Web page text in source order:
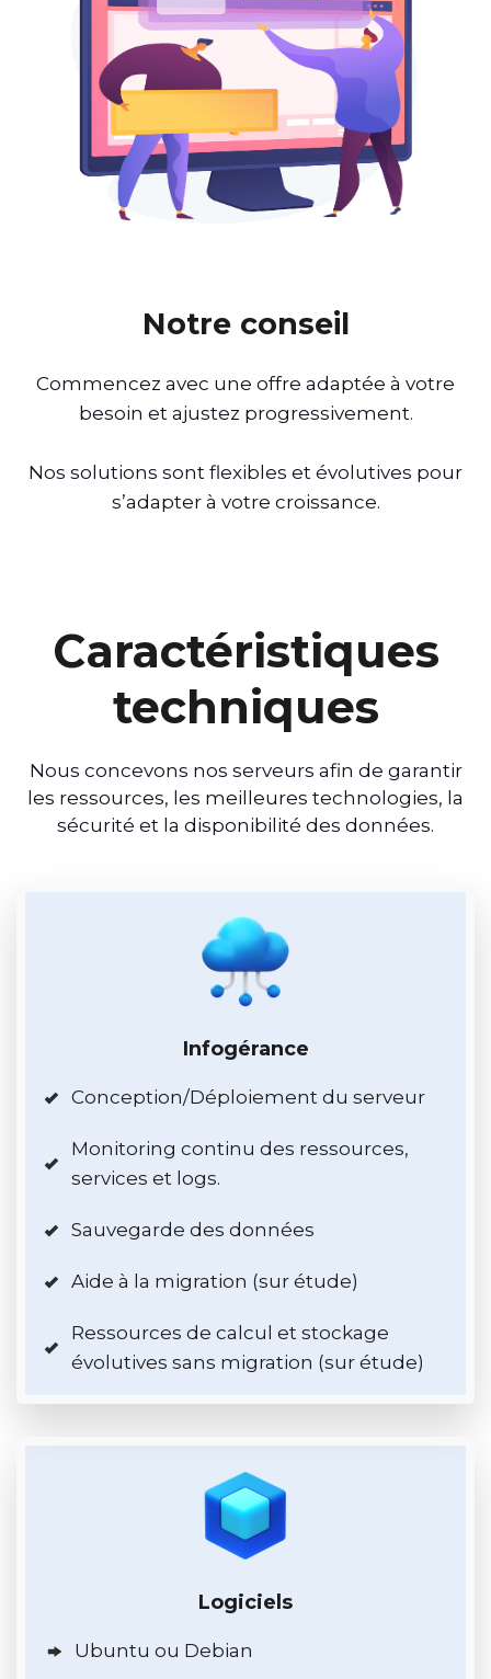
Notre conseil
Commencez avec une offre adaptée à votre
besoin et ajustez progressivement.
Nos solutions sont flexibles et évolutives pour
s’adapter à votre croissance.
Caractéristiques
techniques
Nous concevons nos serveurs afin de garantir
les ressources, les meilleures technologies, la
sécurité et la disponibilité des données.
Infogérance
Conception/Déploiement du serveur
Monitoring continu des ressources,
services et logs.
Sauvegarde des données
Aide à la migration (sur étude)
Ressources de calcul et stockage
évolutives sans migration (sur étude)
Logiciels
Ubuntu ou Debian